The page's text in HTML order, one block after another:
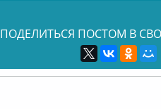
ПОДЕЛИТЬСЯ ПОСТОМ В